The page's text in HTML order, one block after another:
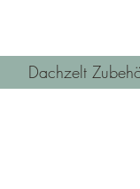
Dachzelt